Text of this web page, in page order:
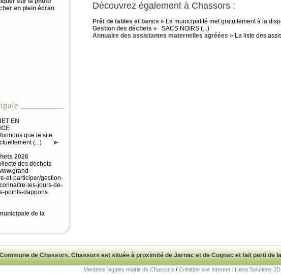
EN
que le site
(...)
2026
des déchets
et-participer/gestion-
les-jours-de-
points-dapports
de la
Découvrez également à Chassors :
Prêt de tables et bancs » La municipalité met gratuitement à la
Gestion des déchets » SACS NOIRS (...)
Annuaire des assistantes maternelles agréées » La liste des
de Chassors. Chassors est située à proximité de Jarnac et de Cognac et fait parti de
Mentions légales mairie de Chassors /Création site Internet : Hexa Solutions 3D